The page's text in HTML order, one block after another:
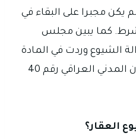
يكن مجبرا على البقاء في
كما يبين مجلس
الشيوع وردت في المادة
1070 وما بعدها من القانون المدني العراقي رقم 40
العقار؟